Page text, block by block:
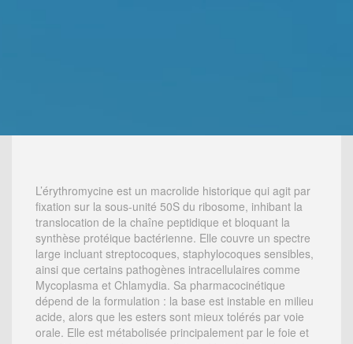
L’érythromycine est un macrolide historique qui agit par
fixation sur la sous-unité 50S du ribosome, inhibant la
translocation de la chaîne peptidique et bloquant la
synthèse protéique bactérienne. Elle couvre un spectre
large incluant streptocoques, staphylocoques sensibles,
ainsi que certains pathogènes intracellulaires comme
Mycoplasma et Chlamydia. Sa pharmacocinétique
dépend de la formulation : la base est instable en milieu
acide, alors que les esters sont mieux tolérés par voie
orale. Elle est métabolisée principalement par le foie et